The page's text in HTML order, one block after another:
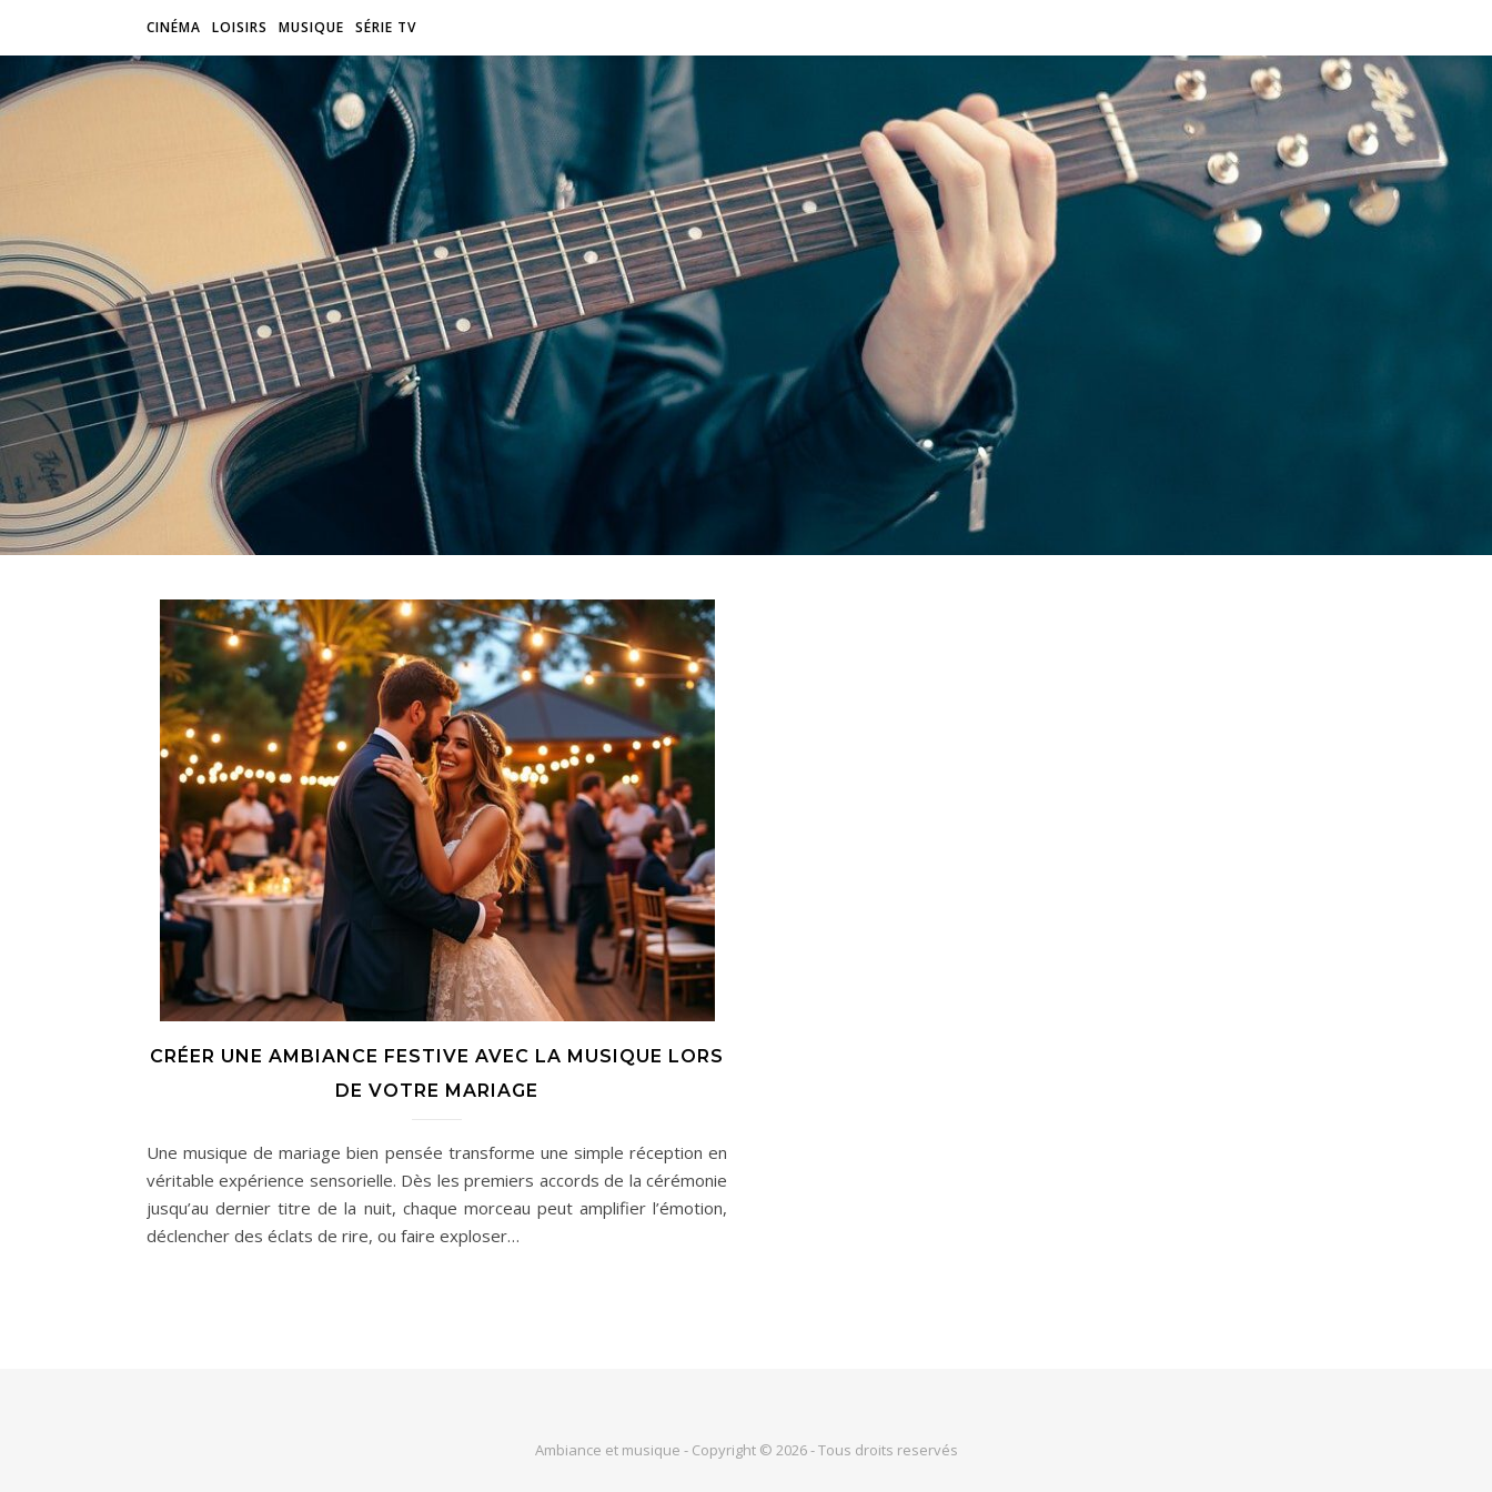
CINÉMA LOISIRS MUSIQUE SÉRIE TV
CRÉER UNE AMBIANCE FESTIVE AVEC LA MUSIQUE LORS
DE VOTRE MARIAGE
Une musique de mariage bien pensée transforme une simple réception en
véritable expérience sensorielle. Dès les premiers accords de la cérémonie
jusqu’au dernier titre de la nuit, chaque morceau peut amplifier l’émotion,
déclencher des éclats de rire, ou faire exploser…
Ambiance et musique - Copyright © 2026 - Tous droits reservés